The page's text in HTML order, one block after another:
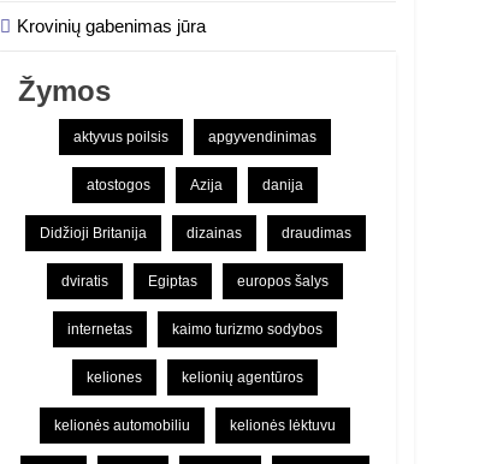
Krovinių gabenimas jūra
Žymos
aktyvus poilsis apgyvendinimas
atostogos Azija danija
Didžioji Britanija dizainas draudimas
dviratis Egiptas europos šalys
internetas kaimo turizmo sodybos
keliones kelionių agentūros
kelionės automobiliu kelionės lėktuvu